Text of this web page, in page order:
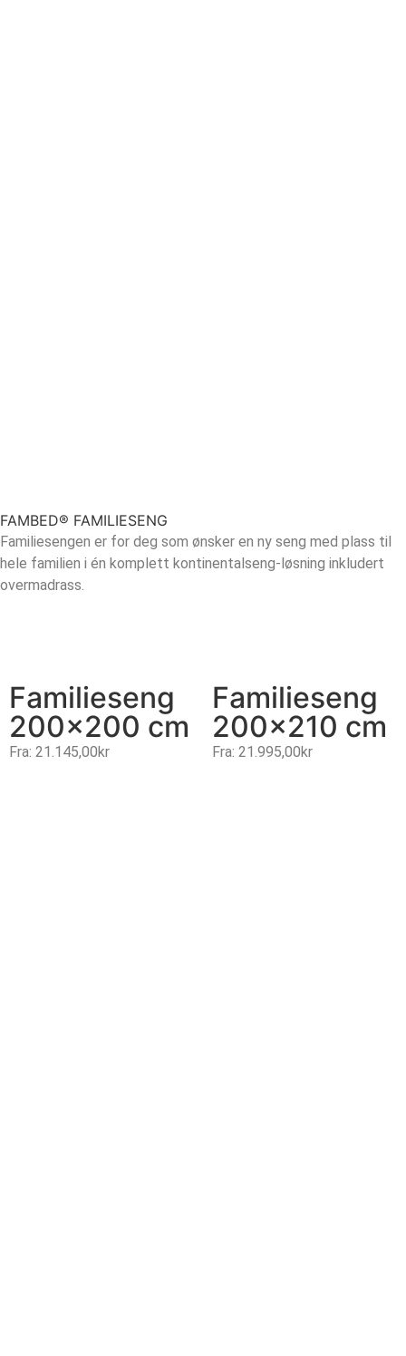
FAMBED® FAMILIESENG
Familiesengen er for deg som ønsker en ny seng med plass til
hele familien i én komplett kontinentalseng-løsning inkludert
overmadrass.
Familieseng
200×200 cm
Fra: 21.145,00kr
Familieseng
200×210 cm
Fra: 21.995,00kr